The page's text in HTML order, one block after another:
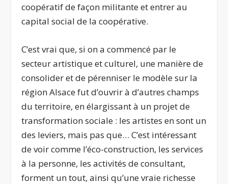
coopératif de façon militante et entrer au
capital social de la coopérative.
C’est vrai que, si on a commencé par le
secteur artistique et culturel, une manière de
consolider et de pérenniser le modèle sur la
région Alsace fut d’ouvrir à d’autres champs
du territoire, en élargissant à un projet de
transformation sociale : les artistes en sont un
des leviers, mais pas que… C’est intéressant
de voir comme l’éco-construction, les services
à la personne, les activités de consultant,
forment un tout, ainsi qu’une vraie richesse